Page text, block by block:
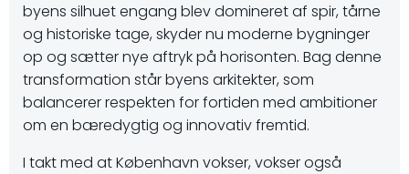
byens silhuet engang blev domineret af spir, tårne
og historiske tage, skyder nu moderne bygninger
op og sætter nye aftryk på horisonten. Bag denne
transformation står byens arkitekter, som
balancerer respekten for fortiden med ambitioner
om en bæredygtig og innovativ fremtid.
I takt med at København vokser, vokser også